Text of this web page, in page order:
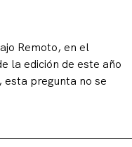
Remoto, en el
la edición de este año
pregunta no se